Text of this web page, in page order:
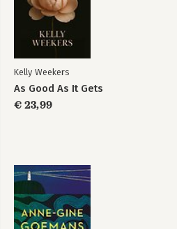
Kelly Weekers
As Good As It Gets
€ 23,99